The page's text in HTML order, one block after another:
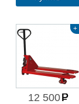
+
12 500